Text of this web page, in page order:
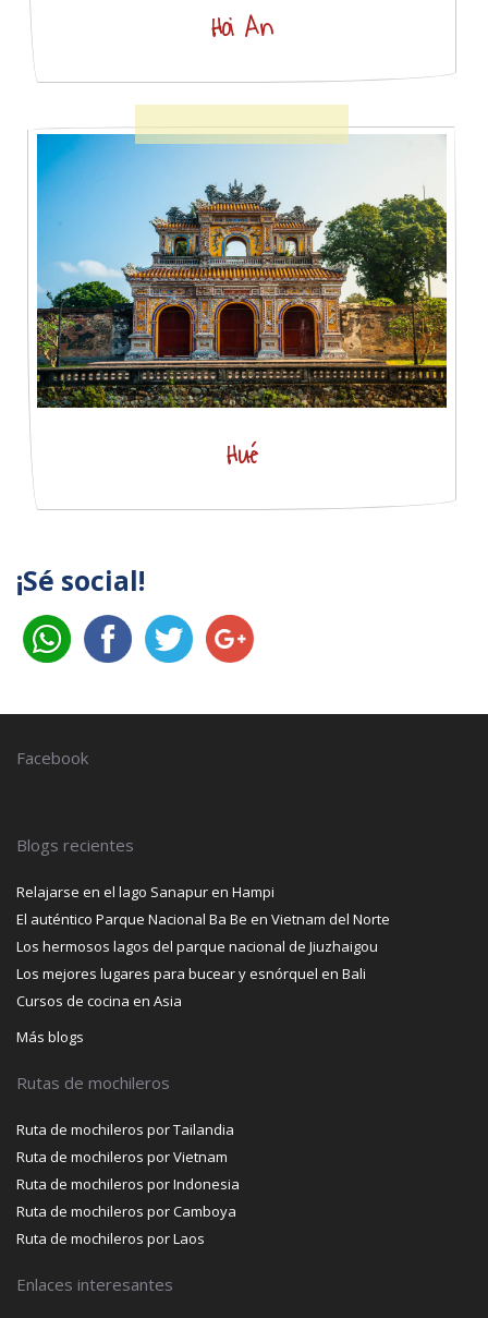
Hoi An
Hué
¡Sé social!
Facebook
Blogs recientes
Relajarse en el lago Sanapur en Hampi
El auténtico Parque Nacional Ba Be en Vietnam del Norte
Los hermosos lagos del parque nacional de Jiuzhaigou
Los mejores lugares para bucear y esnórquel en Bali
Cursos de cocina en Asia
Más blogs
Rutas de mochileros
Ruta de mochileros por Tailandia
Ruta de mochileros por Vietnam
Ruta de mochileros por Indonesia
Ruta de mochileros por Camboya
Ruta de mochileros por Laos
Enlaces interesantes